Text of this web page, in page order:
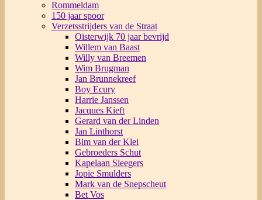
Rommeldam
150 jaar spoor
Verzetsstrijders van de Straat
Oisterwijk 70 jaar bevrijd
Willem van Baast
Willy van Breemen
Wim Brugman
Jan Brunnekreef
Boy Ecury
Harrie Janssen
Jacques Kieft
Gerard van der Linden
Jan Linthorst
Bim van der Klei
Gebroeders Schut
Kapelaan Sleegers
Jopie Smulders
Mark van de Snepscheut
Bet Vos